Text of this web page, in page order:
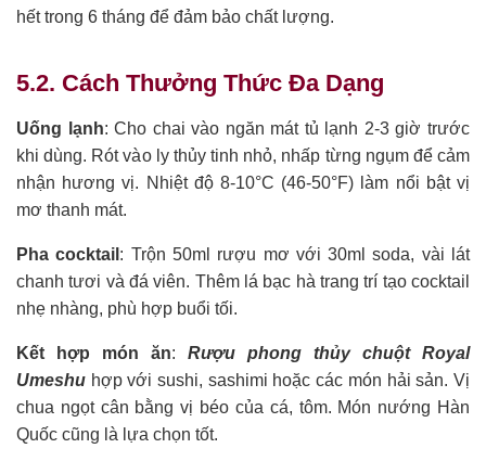
hết trong 6 tháng để đảm bảo chất lượng.
5.2. Cách Thưởng Thức Đa Dạng
Uống lạnh: Cho chai vào ngăn mát tủ lạnh 2-3 giờ trước
khi dùng. Rót vào ly thủy tinh nhỏ, nhấp từng ngụm để cảm
nhận hương vị. Nhiệt độ 8-10°C (46-50°F) làm nổi bật vị
mơ thanh mát.
Pha cocktail : Trộn 50ml rượu mơ với 30ml soda, vài lát
chanh tươi và đá viên. Thêm lá bạc hà trang trí tạo cocktail
nhẹ nhàng, phù hợp buổi tối.
Kết hợp món ăn: Rượu phong thủy chuột Royal
Umeshu hợp với sushi, sashimi hoặc các món hải sản. Vị
chua ngọt cân bằng vị béo của cá, tôm. Món nướng Hàn
Quốc cũng là lựa chọn tốt.